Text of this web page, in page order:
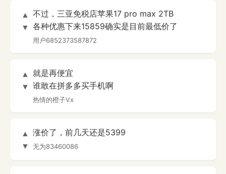
▲
▼
不过，三亚免税店苹果17 pro max 2TB
各种优惠下来15859确实是目前最低价了
用户6852373587872
▲
▼
就是再便宜
谁敢在拼多多买手机啊
热情的橙子Vx
▲
▼
涨价了，前几天还是5399
无为83460086